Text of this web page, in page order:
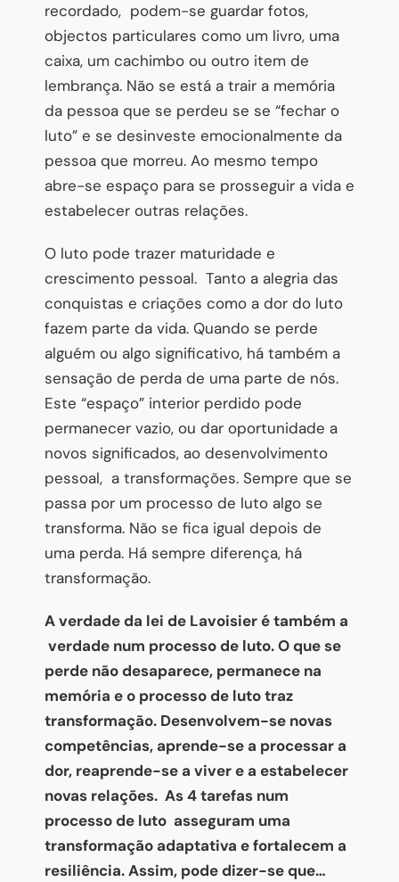
recordado, podem-se guardar fotos,
objectos particulares como um livro, uma
caixa, um cachimbo ou outro item de
lembrança. Não se está a trair a memória
da pessoa que se perdeu se se “fechar o
luto” e se desinveste emocionalmente da
pessoa que morreu. Ao mesmo tempo
abre-se espaço para se prosseguir a vida e
estabelecer outras relações.
O luto pode trazer maturidade e
crescimento pessoal. Tanto a alegria das
conquistas e criações como a dor do luto
fazem parte da vida. Quando se perde
alguém ou algo significativo, há também a
sensação de perda de uma parte de nós.
Este “espaço” interior perdido pode
permanecer vazio, ou dar oportunidade a
novos significados, ao desenvolvimento
pessoal, a transformações. Sempre que se
passa por um processo de luto algo se
transforma. Não se fica igual depois de
uma perda. Há sempre diferença, há
transformação.
A verdade da lei de Lavoisier é também a
verdade num processo de luto. O que se
perde não desaparece, permanece na
memória e o processo de luto traz
transformação. Desenvolvem-se novas
competências, aprende-se a processar a
dor, reaprende-se a viver e a estabelecer
novas relações. As 4 tarefas num
processo de luto asseguram uma
transformação adaptativa e fortalecem a
resiliência. Assim, pode dizer-se que…